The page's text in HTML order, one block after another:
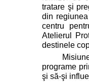
tratare şi
din
centru
Atelierul
destinele
Misiunea
programe
şi să-şi